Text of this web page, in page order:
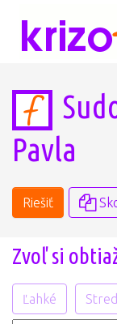
Pavla
Riešiť
Zvoľ si
Ľahké